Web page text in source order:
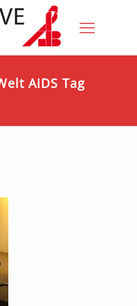
AIDS Tag